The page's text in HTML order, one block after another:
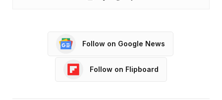
Follow on Google News
Follow on Flipboard